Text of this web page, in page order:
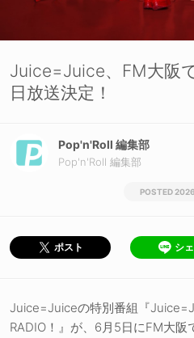
Juice=Juice、FM大阪
日放送決定！
Pop'n'Roll 編集部
Pop'n'Roll 編集部
ポスト シ
Juice=Juiceの特別番組『
RADIO！』が、6月5日にFM大阪